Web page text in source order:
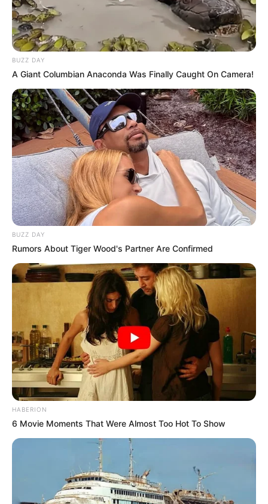
BUZZ DAY
A Giant Columbian Anaconda Was Finally Caught On Camera!
BUZZ DAY
Rumors About Tiger Wood's Partner Are Confirmed
HABERION
6 Movie Moments That Were Almost Too Hot To Show